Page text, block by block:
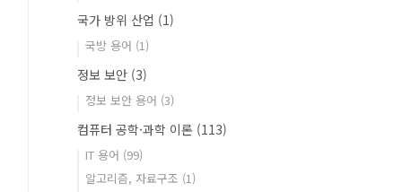
국가 방위 산업 (1)
국방 용어 (1)
정보 보안 (3)
정보 보안 용어 (3)
컴퓨터 공학·과학 이론 (113)
IT 용어 (99)
알고리즘, 자료구조 (1)